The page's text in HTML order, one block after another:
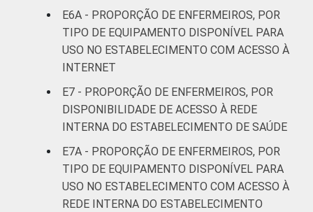
profissionais que declararam não haver
disponibilidade eletrônica do dado no
estabelecimento de saúde.
Considera-se computador os seguintes
notebook, netbook e tablet.
E6A - PROPORÇÃO DE ENFERMEIROS, POR
TIPO DE EQUIPAMENTO DISPONÍVEL PARA
USO NO ESTABELECIMENTO COM ACESSO À
INTERNET
E7 - PROPORÇÃO DE ENFERMEIROS, POR
DISPONIBILIDADE DE ACESSO À REDE
INTERNA DO ESTABELECIMENTO DE SAÚDE
E7A - PROPORÇÃO DE ENFERMEIROS, POR
TIPO DE EQUIPAMENTO DISPONÍVEL PARA
USO NO ESTABELECIMENTO COM ACESSO À
REDE INTERNA DO ESTABELECIMENTO